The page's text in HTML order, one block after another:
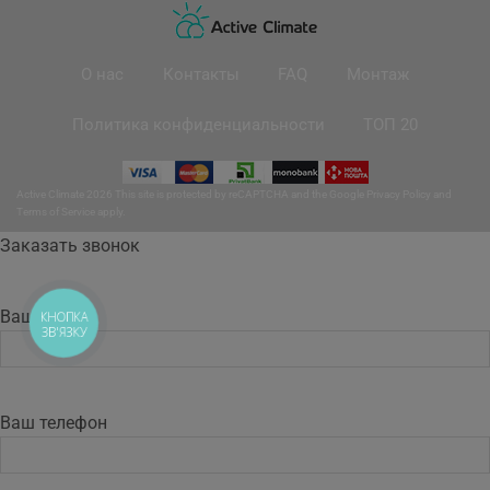
Заказать звонок
Ваше имя
Ваш телефон
КНОПКА
ЗВ'ЯЗКУ